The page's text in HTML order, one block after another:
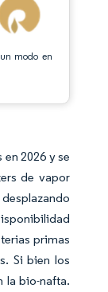
modo en
2026 y se
de vapor
primas
Si bien los
la bio-nafta.